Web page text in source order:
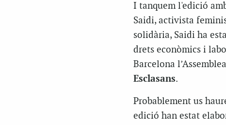
I tanquem l'edició
Saidi, activista
solidària, Saidi ha
drets econòmics i
Barcelona
Esclasans.
Probablement us
edició han estat